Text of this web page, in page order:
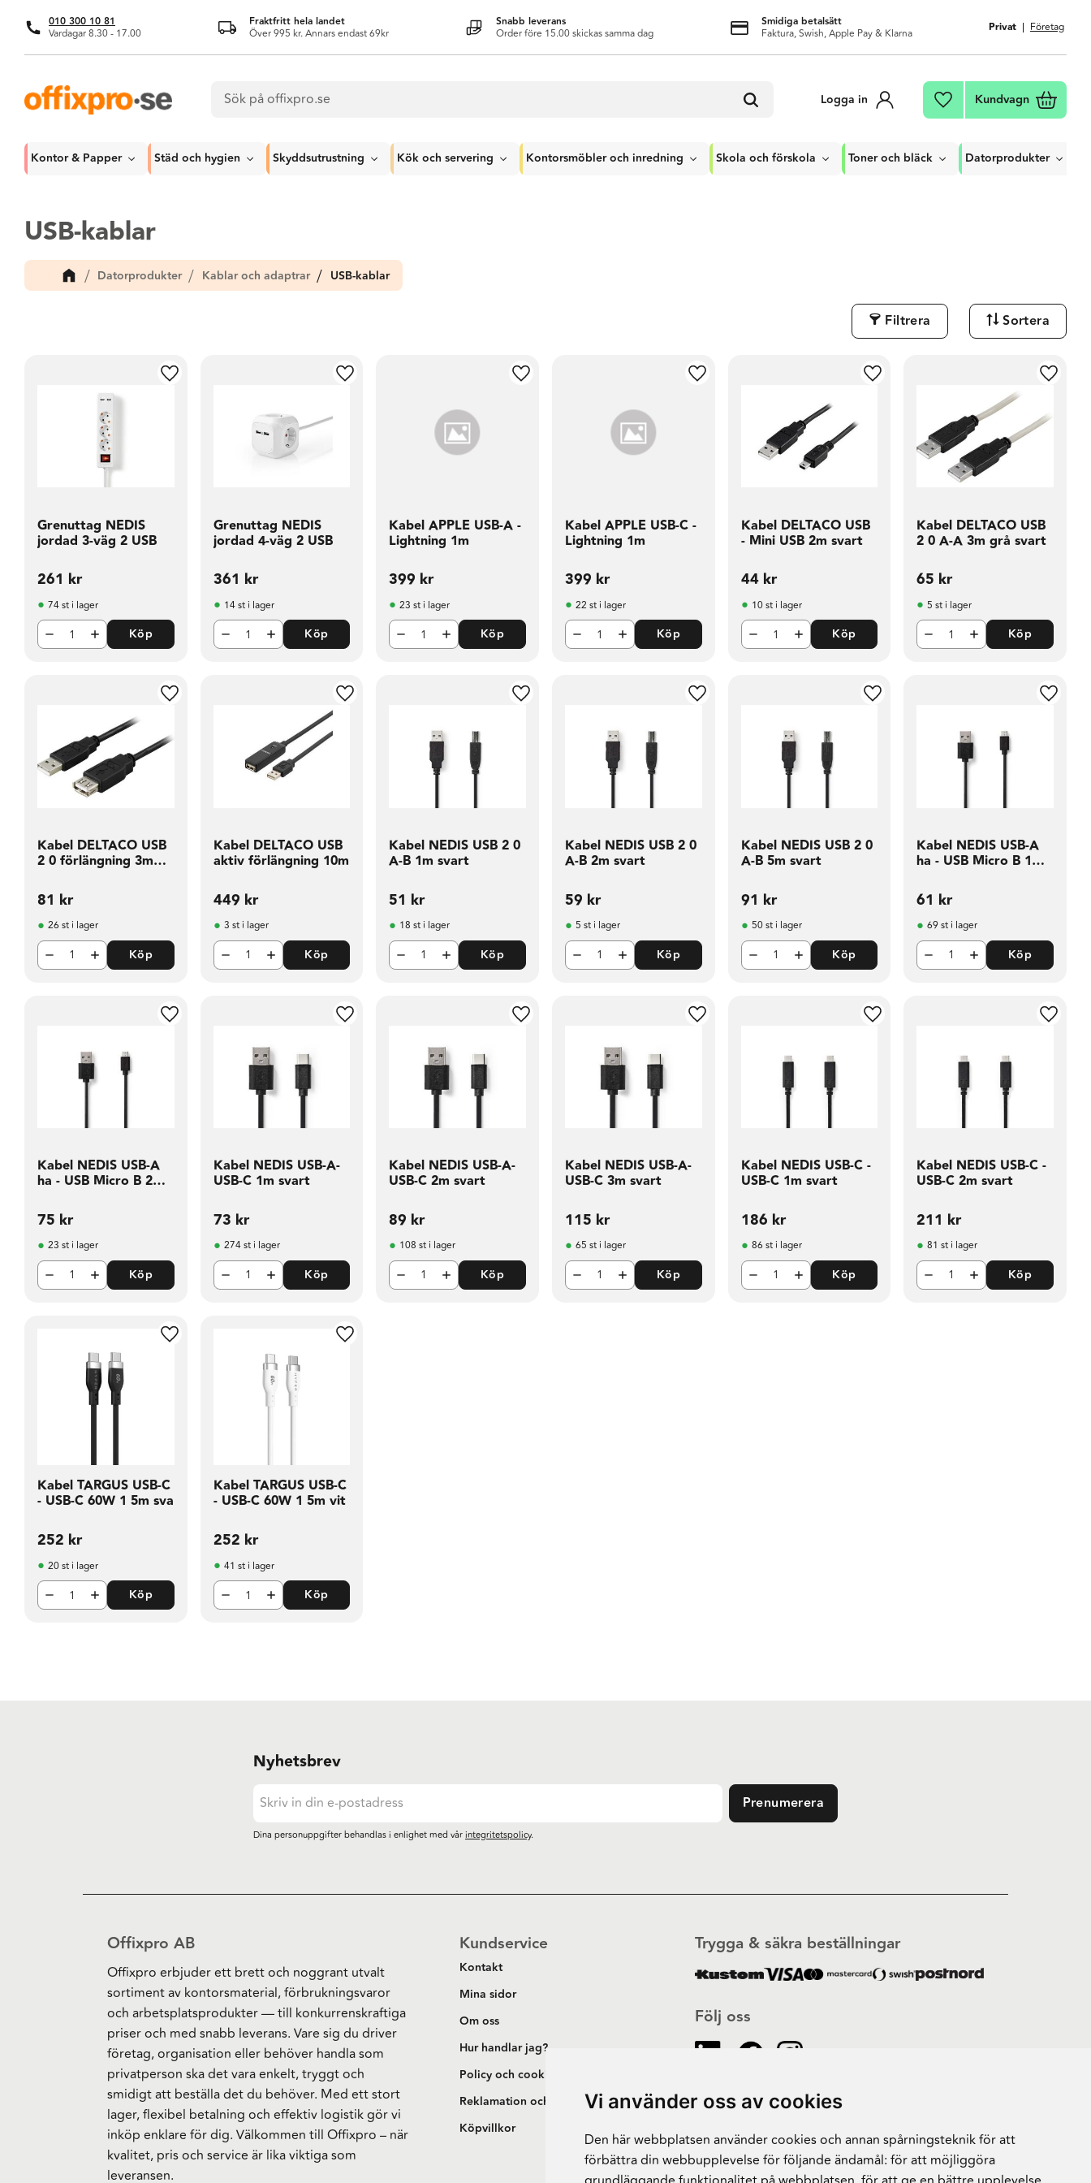
Vi använder oss av cookies
Den här webbplatsen använder cookies och annan spårningsteknik för att
förbättra din webbupplevelse för följande ändamål: för att möjliggöra
010 300 10 81
Vardagar 8.30 - 17.00
Fraktfritt hela landet
Över 995 kr. Annars endast 69kr
Snabb leverans
Order före 15.00 skickas samma dag
Smidiga betalsätt
Faktura, Swish, Apple Pay & Klarna Privat Företag
Logga in Favoriter
Kundvagn
Kontor & Papper Städ och hygien Skyddsutrustning Kök och servering Kontorsmöbler och inredning Skola och förskola Toner och bläck Datorprodukter
USB-kablar
Datorprodukter Kablar och adaptrar USB-kablar
Filtrera Sortera
Grenuttag NEDIS
jordad 3-väg 2 USB
261 kr
Lägg till i favoriter
74 st i lager
Köp
Grenuttag NEDIS
jordad 4-väg 2 USB
361 kr
Lägg till i favoriter
14 st i lager
Köp
Kabel APPLE USB-A -
Lightning 1m
399 kr
Lägg till i favoriter
23 st i lager
Köp
Kabel APPLE USB-C -
Lightning 1m
399 kr
Lägg till i favoriter
22 st i lager
Köp
Kabel DELTACO USB
- Mini USB 2m svart
44kr
Lägg till i favoriter
10 st i lager
Köp
Kabel DELTACO USB
2 0 A-A 3m grå svart
65 kr
Lägg
5 st i lager
Köp
Kabel DELTACO USB
2 0 förlängning 3m
81 kr
Lägg till i favoriter
26 st i lager
Köp
Kabel DELTACO USB
aktiv förlängning 10m
449 kr
Lägg till i favoriter
3 st i lager
Köp
Kabel NEDIS USB 2 0
A-B 1m svart
51 kr
Lägg till i favoriter
18 st i lager
Köp
Kabel NEDIS USB 2 0
A-B 2m svart
59 kr
Lägg till i favoriter
5 st i lager
Köp
Kabel NEDIS USB 2 0
A-B 5m svart
91 kr
Lägg till i favoriter
50 st i lager
Köp
Kabel NEDIS USB-A
ha - USB Micro B 1m
61 kr
Lägg
69 st i lager
Köp
Kabel NEDIS USB-A
ha - USB Micro B 2m
75 kr
Lägg till i favoriter
23 st i lager
Köp
Kabel NEDIS USB-A-
USB-C 1m svart
73 kr
Lägg till i favoriter
274 st i lager
Köp
Kabel NEDIS USB-A-
USB-C 2m svart
89 kr
Lägg till i favoriter
108 st i lager
Köp
Kabel NEDIS USB-A-
USB-C 3m svart
115 kr
Lägg till i favoriter
65 st i lager
Köp
Kabel NEDIS USB-C -
USB-C 1m svart
186 kr
Lägg till i favoriter
86 st i lager
Köp
Kabel NEDIS USB-C -
USB-C 2m svart
211 kr
Lägg
81 st i lager
Köp
Kabel TARGUS USB-C
- USB-C 60W 1 5m sva
252 kr
Lägg till i favoriter
20 st i lager
Köp
Kabel TARGUS USB-C
- USB-C 60W 1 5m vit
252 kr
Lägg till i favoriter
41 st i lager
Köp
Nyhetsbrev
Prenumerera
Dina personuppgifter behandlas i enlighet med vårintegritetspolicy.
Offixpro AB
Offixpro erbjuder ett brett och noggrant utvalt
sortiment av kontorsmaterial, förbrukningsvaror
och arbetsplatsprodukter — till konkurrenskraftiga
priser och med snabb leverans. Vare sig du driver
företag, organisation eller behöver handla som
privatperson ska det vara enkelt, tryggt och
smidigt att beställa det du behöver. Med ett stort
lager, flexibel betalning och effektiv logistik gör vi
inköp enklare för dig. Välkommen till Offixpro – när
kvalitet, pris och service är lika viktiga som
leveransen.
Kundservice
Kontakt
Mina sidor
Om oss
Hur handlar jag?
Policy och cookies
Reklamation och retur
Köpvillkor
Följ oss
Trygga & säkra beställningar